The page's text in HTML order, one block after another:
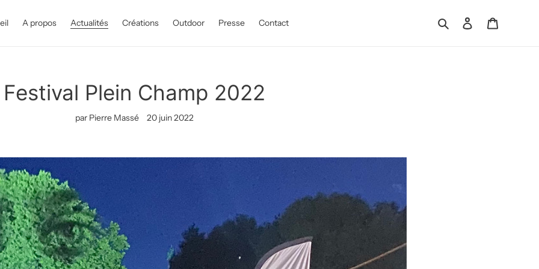
A propos Actualités Créations Outdoor Presse Contact RechercherSe connecter
Festival Plein Champ 2022
par Pierre Massé 20 juin 2022